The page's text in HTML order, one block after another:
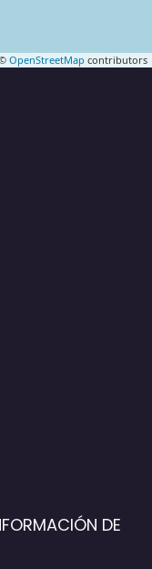
OpenStreetMap contributors
DE